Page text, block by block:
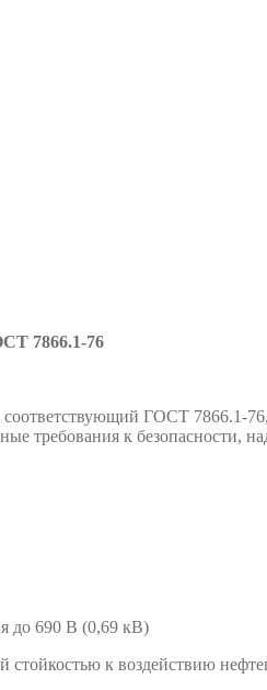
7866.1-76
ГОСТ 7866.1-
требования к безопасности,
до 690 В (0,69 кВ)
к воздействию